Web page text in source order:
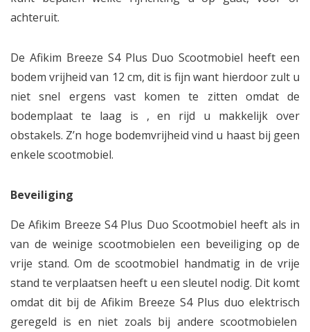
achteruit.
De Afikim Breeze S4 Plus Duo Scootmobiel heeft een
bodem vrijheid van 12 cm, dit is fijn want hierdoor zult u
niet snel ergens vast komen te zitten omdat de
bodemplaat te laag is , en rijd u makkelijk over
obstakels. Z’n hoge bodemvrijheid vind u haast bij geen
enkele scootmobiel.
Beveiliging
De Afikim Breeze S4 Plus Duo Scootmobiel heeft als in
van de weinige scootmobielen een beveiliging op de
vrije stand. Om de scootmobiel handmatig in de vrije
stand te verplaatsen heeft u een sleutel nodig. Dit komt
omdat dit bij de Afikim Breeze S4 Plus duo elektrisch
geregeld is en niet zoals bij andere scootmobielen